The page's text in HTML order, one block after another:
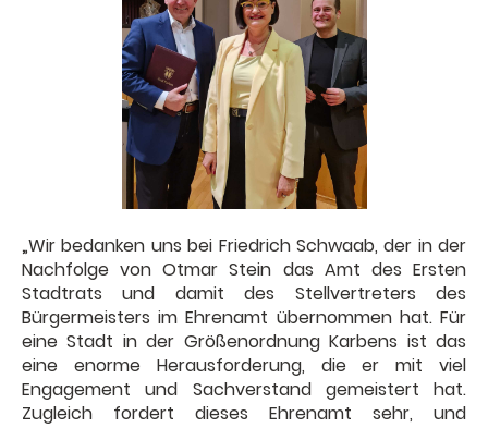
„Wir bedanken uns bei Friedrich Schwaab, der in der
Nachfolge von Otmar Stein das Amt des Ersten
Stadtrats und damit des Stellvertreters des
Bürgermeisters im Ehrenamt übernommen hat. Für
eine Stadt in der Größenordnung Karbens ist das
eine enorme Herausforderung, die er mit viel
Engagement und Sachverstand gemeistert hat.
Zugleich fordert dieses Ehrenamt sehr, und